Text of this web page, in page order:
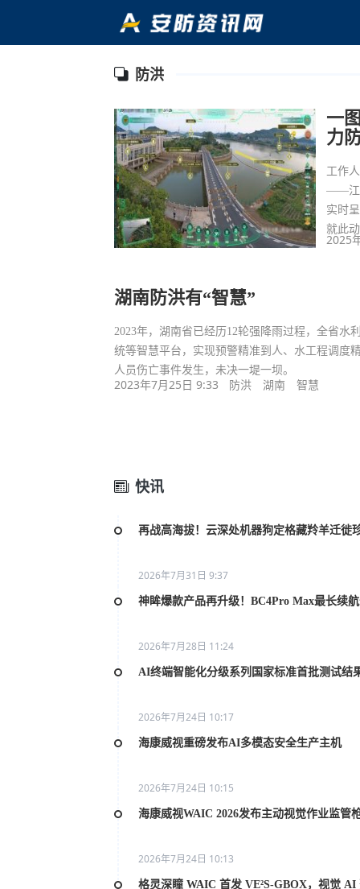
防洪
一
力
工作
——江
实时
就此
2025
湖南防洪有“智慧”
2023年，湖南省已经历12轮强降雨过程，全省
统等智慧平台，实现预警精准到人、水工程调度
人员伤亡事件发生，未决一堤一坝。
2023年7月25日 9:33 防洪 湖南 智慧
快讯
再战高海拔！云深处机器狗定格藏羚羊迁徙
2026年7月31日 9:37
神眸爆款产品再升级！BC4Pro Max最长续
2026年7月28日 11:24
AI终端智能化分级系列国家标准首批测试结
2026年7月24日 10:17
海康威视重磅发布AI多模态安全生产主机
2026年7月24日 10:15
海康威视WAIC 2026发布主动视觉作业监管
2026年7月24日 10:13
格灵深瞳 WAIC 首发 VE²S-GBOX，视觉 AI